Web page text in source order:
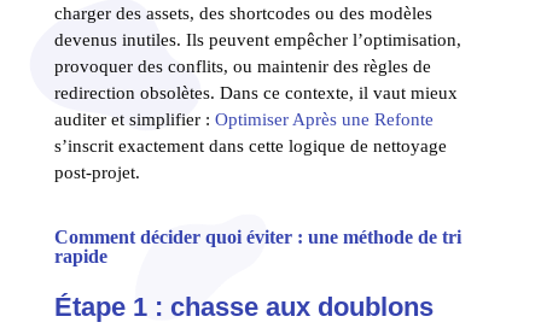
charger des assets, des shortcodes ou des modèles
devenus inutiles. Ils peuvent empêcher l’optimisation,
provoquer des conflits, ou maintenir des règles de
redirection obsolètes. Dans ce contexte, il vaut mieux
auditer et simplifier : Optimiser Après une Refonte
s’inscrit exactement dans cette logique de nettoyage
post-projet.
Comment décider quoi éviter : une méthode de tri
rapide
Étape 1 : chasse aux doublons